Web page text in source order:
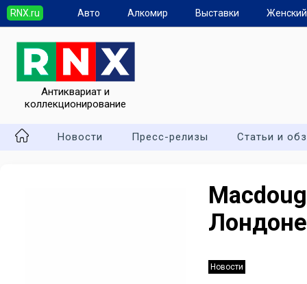
RNX.ru Авто Алкомир Выставки
Антиквариат и
коллекционирование
Новости Пресс-релизы Статьи и
Лондоне
Новости